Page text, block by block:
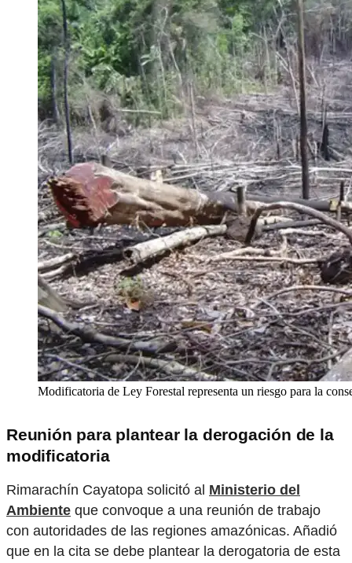
Modificatoria de Ley Forestal representa un riesgo para la
Reunión para plantear la derogación de la
modificatoria
Rimarachín Cayatopa solicitó al Ministerio del
Ambiente que convoque a una reunión de trabajo
con autoridades de las regiones amazónicas. Añadió
que en la cita se debe plantear la derogatoria de esta